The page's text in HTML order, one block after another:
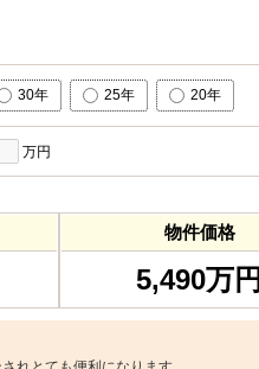
30年 25年 20年
万円
物件価格
5,490万円